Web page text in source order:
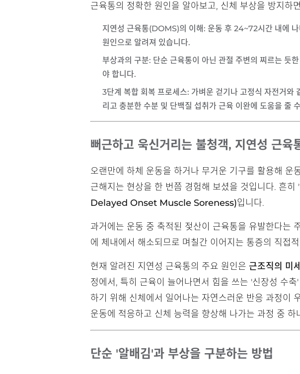
근육통의 정확한 원인을 알아보고, 신체 부상을 방지
지연성 근육통(DOMS)의 이해 : 운동 후 24~72시간 내에
원인으로 알려져 있습니다.
부상과의 구분: 단순 근육통이 아닌 관절 주변의 찌르는 듯
야 합니다.
3단계 복합 회복 프로세스: 가벼운 걷기나 고정식 자전거
리고 충분한 수분 및 단백질 섭취가 근육 이완에 도움을 줄
뻐근하고 욱신거리는 불청객, 지연성 근
오랜만에 하체 운동을 하거나 무거운 기구를 활용해 운
근해지는 현상을 한 번쯤 경험해 보셨을 것입니다. 흔
Delayed Onset Muscle Soreness)입니다.
과거에는 운동 중 축적된 젖산이 근육통을 유발한다는
에 체내에서 해소되므로 며칠간 이어지는 통증의 직접
현재 알려진 지연성 근육통의 주요 원인은 근조직의 미
정에서, 특히 근육이 늘어나면서 힘을 쓰는 '신장성 수
하기 위해 신체에서 일어나는 자연스러운 반응 과정이
운동에 적응하고 신체 능력을 향상해 나가는 과정 중 하
단순 '알배김'과 부상을 구분하는 방법